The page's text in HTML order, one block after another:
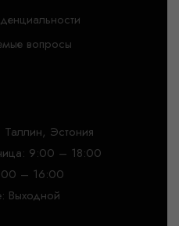
вопросы
Таллин, Эстония
9:00 – 18:00
– 16:00
Выходной